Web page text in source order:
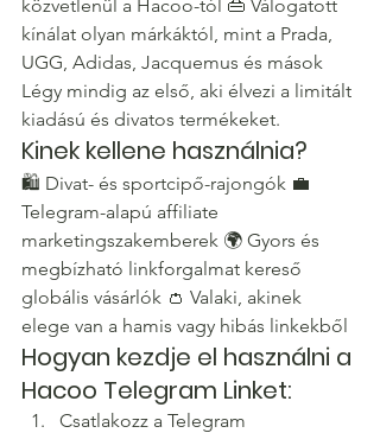
közvetlenül a Hacoo-tól 👜 Válogatott
kínálat olyan márkáktól, mint a Prada,
UGG, Adidas, Jacquemus és mások
Légy mindig az első, aki élvezi a limitált
kiadású és divatos termékeket.
Kinek kellene használnia?
🛍️ Divat- és sportcipő-rajongók 💼
Telegram-alapú affiliate
marketingszakemberek 🌍 Gyors és
megbízható linkforgalmat kereső
globális vásárlók 👛 Valaki, akinek
elege van a hamis vagy hibás linkekből
Hogyan kezdje el használni a
Hacoo Telegram Linket:
Csatlakozz a Telegram